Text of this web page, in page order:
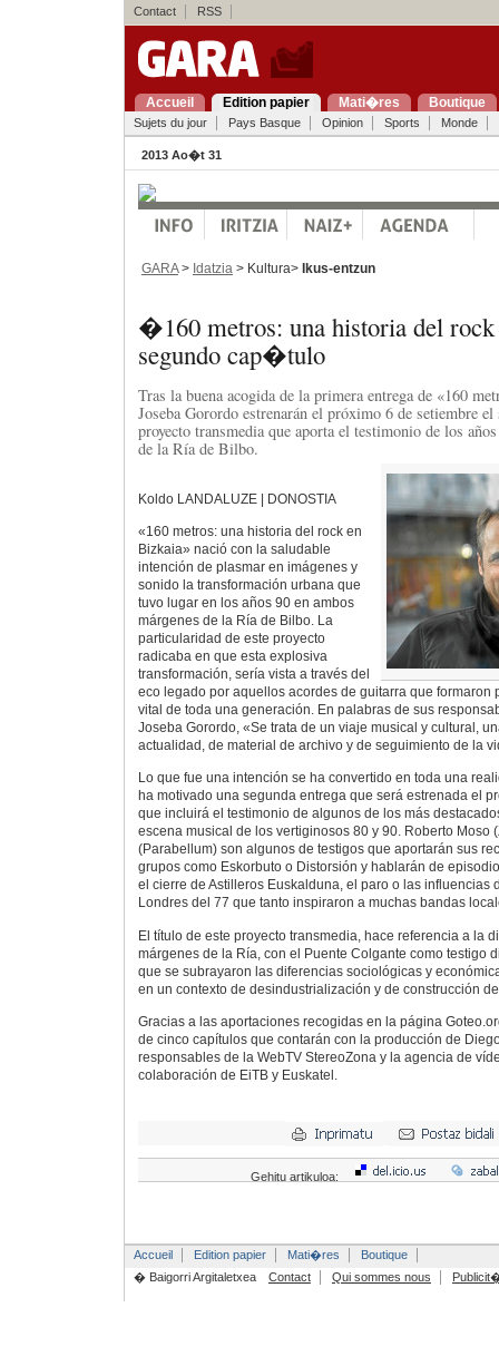
Contact RSS
Accueil Edition papier Mati�res Boutique
Sujets du jour Pays Basque Opinion Sports Monde
2013 Ao�t 31
GARA> Idatzia > Kultura> Ikus-entzun
�160 metros: una historia del
segundo cap�tulo
Tras la buena acogida de la primera entrega de «160
Joseba Gorordo estrenarán el próximo 6 de setiembre el
proyecto transmedia que aporta el testimonio de los
de la Ría de Bilbo.
Koldo LANDALUZE | DONOSTIA
«160 metros: una historia del rock en
Bizkaia» nació con la saludable
intención de plasmar en imágenes y
sonido la transformación urbana que
tuvo lugar en los años 90 en ambos
márgenes de la Ría de Bilbo. La
particularidad de este proyecto
radicaba en que esta explosiva
transformación, sería vista a través del
eco legado por aquellos acordes de guitarra que formaron
vital de toda una generación. En palabras de sus
Joseba Gorordo, «Se trata de un viaje musical y cultural,
actualidad, de material de archivo y de seguimiento de la
Lo que fue una intención se ha convertido en toda una
ha motivado una segunda entrega que será estrenada el
que incluirá el testimonio de algunos de los más
escena musical de los vertiginosos 80 y 90. Roberto Moso
(Parabellum) son algunos de testigos que aportarán sus
grupos como Eskorbuto o Distorsión y hablarán de
el cierre de Astilleros Euskalduna, el paro o las influencias
Londres del 77 que tanto inspiraron a muchas bandas
El título de este proyecto transmedia, hace referencia a la
márgenes de la Ría, con el Puente Colgante como testigo
que se subrayaron las diferencias sociológicas y
en un contexto de desindustrialización y de construcción
Gracias a las aportaciones recogidas en la página
de cinco capítulos que contarán con la producción de
responsables de la WebTV StereoZona y la agencia de
colaboración de EiTB y Euskatel.
Gehitu artikuloa:
Accueil Edition papier Mati�res
Boutique
� Baigorri Argitaletxea
Contact Qui sommes nous